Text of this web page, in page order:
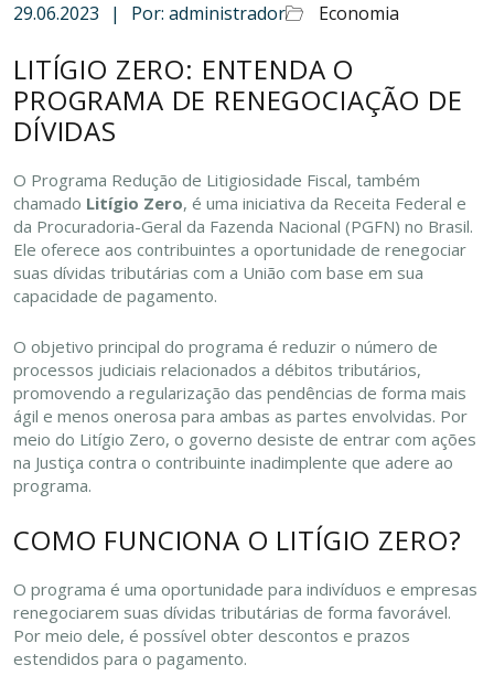
29.06.2023 | Por: administrador Economia
LITÍGIO ZERO: ENTENDA O
PROGRAMA DE RENEGOCIAÇÃO DE
DÍVIDAS
O Programa Redução de Litigiosidade Fiscal, também
chamado Litígio Zero, é uma iniciativa da Receita Federal e
da Procuradoria-Geral da Fazenda Nacional (PGFN) no Brasil.
Ele oferece aos contribuintes a oportunidade de renegociar
suas dívidas tributárias com a União com base em sua
capacidade de pagamento.
O objetivo principal do programa é reduzir o número de
processos judiciais relacionados a débitos tributários,
promovendo a regularização das pendências de forma mais
ágil e menos onerosa para ambas as partes envolvidas. Por
meio do Litígio Zero, o governo desiste de entrar com ações
na Justiça contra o contribuinte inadimplente que adere ao
programa.
COMO FUNCIONA O LITÍGIO ZERO?
O programa é uma oportunidade para indivíduos e empresas
renegociarem suas dívidas tributárias de forma favorável.
Por meio dele, é possível obter descontos e prazos
estendidos para o pagamento.